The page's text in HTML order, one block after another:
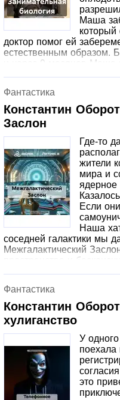
Маша
доктор помог ей
естественным образом.
и через 9 месяцев Маша
участвовать в выборе
очень понравился
зачатие, беременность
своеобразный азарт и
другим с небольшими
Фантастика
Константин
Заслон
Где-то
жители
мира и
ядерное
Если
Наша
соседней галактики мы
Межгалактический
пространства и
странная планета сама
герои обсуждают новые
войны, с помощью
ядерной катастрофы и
точечные болезненные
разведчики, другие
точная копия
список новейших
находящихся на стадии
Фантастика
Константин
хулиганство
У
это